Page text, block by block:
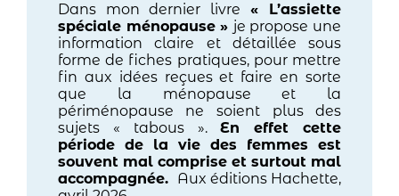
Dans mon dernier livre «
L’assiette
spéciale ménopause » je propose une
information claire et détaillée sous
forme de fiches pratiques, pour mettre
fin aux idées reçues et faire en sorte
que la ménopause et la
périménopause ne soient plus des
sujets « tabous ».En effet cette
période de la vie des femmes est
souvent mal comprise et surtout mal
accompagnée. Aux éditions Hachette,